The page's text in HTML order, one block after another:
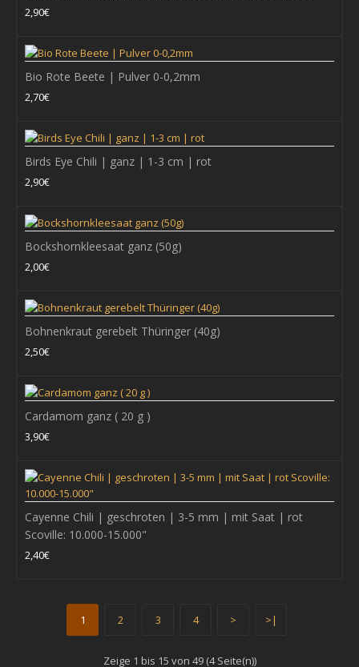
Basilikum gerebelt, keimreduziert (30g)
2,50€
Zum Vergleich
Bio Ajowan | ganz | Königskümmel
Bio Ajowan aus Indien ist ein vielseitiges Gewürz, das in der
3,90€
Zum Vergleich
Zur Wunschliste hinzufügen
Das ostafrikanische Uganda, einen Binnenstaat in Ostafrika, ist
2,90€
Bio Rote Beete | Pulver 0-0,2mm
2,70€
Birds Eye Chili | ganz | 1-3 cm | rot
2,90€
Bockshornkleesaat ganz (50g)
2,00€
Bohnenkraut gerebelt Thüringer (40g)
2,50€
Cardamom ganz ( 20 g )
3,90€
Cayenne Chili | geschroten | 3-5 mm | mit Saat | rot
Scoville: 10.000-15.000"
2,40€
1 2 3 4 > >|
Zeige 1 bis 15 von 49 (4 Seite(n))